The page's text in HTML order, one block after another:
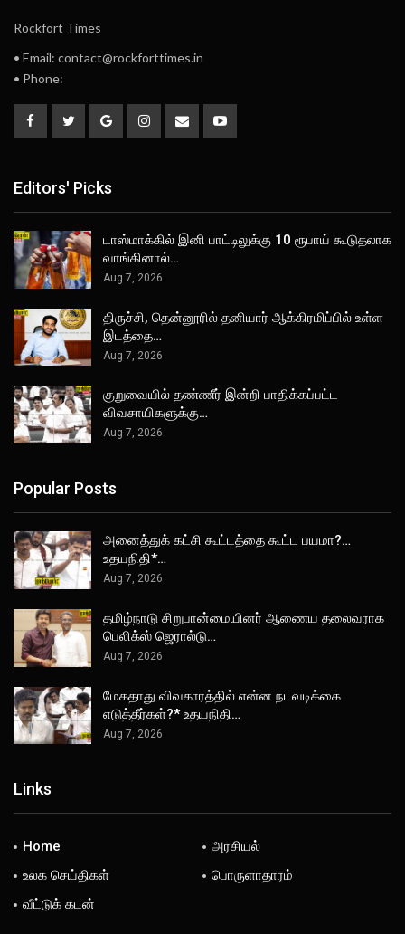
Rockfort Times
• Email: contact@rockforttimes.in
• Phone:
Editors' Picks
டாஸ்மாக்கில் இனி பாட்டிலுக்கு 10 ரூபாய் கூடுதலாக
வாங்கினால்…
Aug 7, 2026
திருச்சி, தென்னூரில் தனியார் ஆக்கிரமிப்பில் உள்ள
இடத்தை…
Aug 7, 2026
குறுவையில் தண்ணீர் இன்றி பாதிக்கப்பட்ட
விவசாயிகளுக்கு…
Aug 7, 2026
Popular Posts
அனைத்துக் கட்சி கூட்டத்தை கூட்ட பயமா?…
உதயநிதி*…
Aug 7, 2026
தமிழ்நாடு சிறுபான்மையினர் ஆணைய தலைவராக
பெலிக்ஸ் ஜெரால்டு…
Aug 7, 2026
மேகதாது விவகாரத்தில் என்ன நடவடிக்கை
எடுத்தீர்கள்?* உதயநிதி…
Aug 7, 2026
Links
Home
அரசியல்
உலக செய்திகள்
பொருளாதாரம்
வீட்டுக் கடன்